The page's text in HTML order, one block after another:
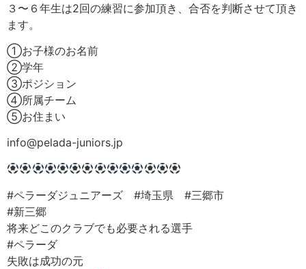
３〜６年生は2回の練習に参加頂き、合否を判断させて頂き
ます。
‪①お子様のお名前‬
‪②学年‬
‪③ポジション
‪④所属チーム
‪⑤お住まい
info@pelada-juniors.jp
#ペラーダジュニアーズ #埼玉県 #三郷市
#新三郷
将来どこのクラブでも必要される選手
#ペラーダ
失敗は成功の元